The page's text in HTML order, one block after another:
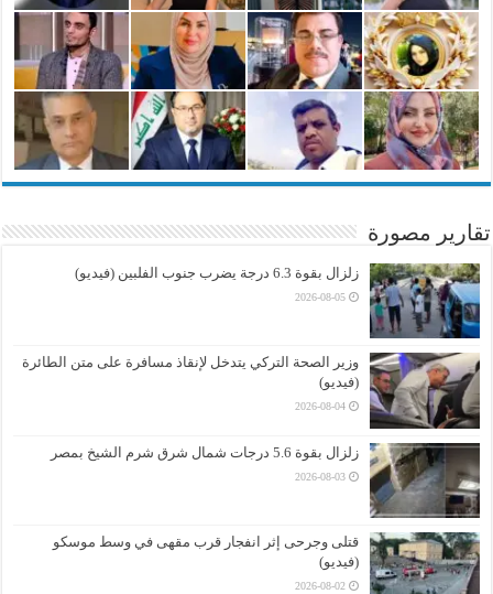
تقارير مصورة
زلزال بقوة 6.3 درجة يضرب جنوب الفلبين (فيديو)
2026-08-05
وزير الصحة التركي يتدخل لإنقاذ مسافرة على متن الطائرة
(فيديو)
2026-08-04
زلزال بقوة 5.6 درجات شمال شرق شرم الشيخ بمصر
2026-08-03
قتلى وجرحى إثر انفجار قرب مقهى في وسط موسكو
(فيديو)
2026-08-02